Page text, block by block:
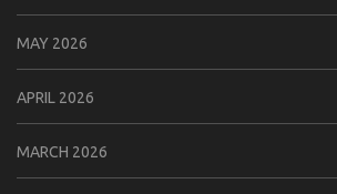
MAY 2026
APRIL 2026
MARCH 2026